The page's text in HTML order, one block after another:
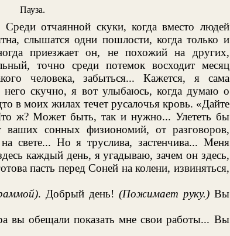
Пауза.
отчаянной скуки, когда вместо людей
слышатся одни пошлости, когда только и
приезжает он, не похожий на других,
точно среди потемок восходит месяц
человека, забыться... Кажется, я сама
скучно, я вот улыбаюсь, когда думаю о
в моих жилах течет русалочья кровь. «Дайте
ж? Может быть, так и нужно... Улететь бы
ваших сонных физиономий, от разговоров,
свете... Но я труслива, застенчива... Меня
каждый день, я угадываю, зачем он здесь,
пасть перед Соней на колени, извиняться,
. Добрый день! (Пожимает руку.)Вы
вы обещали показать мне свои работы... Вы